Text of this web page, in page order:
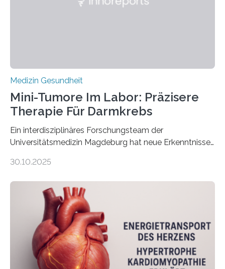
Medizin Gesundheit
Mini-Tumore Im Labor: Präzisere
Therapie Für Darmkrebs
Ein interdisziplinäres Forschungsteam der
Universitätsmedizin Magdeburg hat neue Erkenntnisse
behandelt werden kann. In ihrer aktuellen Studie,
Oncology, zeigen die Forschenden, dass Mini-Tumore
aus Gewebe von Patientinnen und Patienten –
sogenannte Organoide – genutzt werden können, um
vorab zu prüfen, welche Medikamente am besten
wirken. Dabei wurde ein Eiweiß identifiziert, das künftig
als Biomarker für die Wahl der passenden Therapie
dienen könnte. Darmkrebs zählt weltweit zu den
30.10.2025